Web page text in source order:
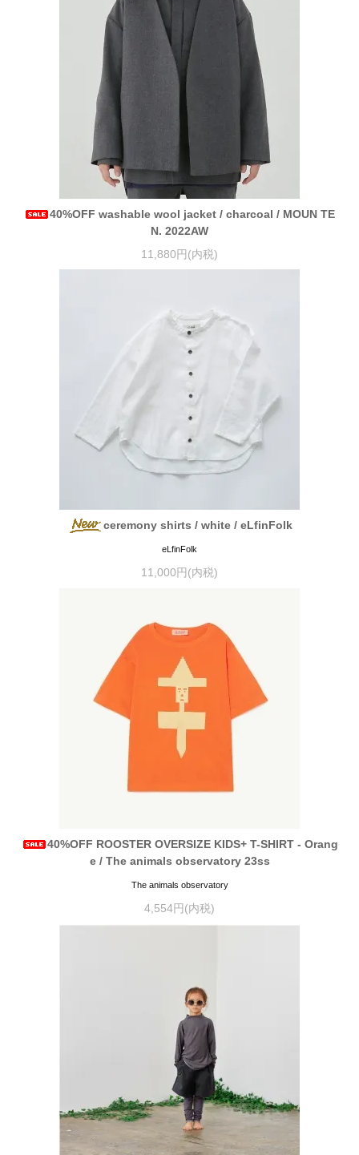
40%OFF washable wool jacket / charcoal / MOUN TE
N. 2022AW
11,880円(内税)
ceremony shirts / white / eLfinFolk
eLfinFolk
11,000円(内税)
40%OFF ROOSTER OVERSIZE KIDS+ T-SHIRT - Orang
e / The animals observatory 23ss
The animals observatory
4,554円(内税)